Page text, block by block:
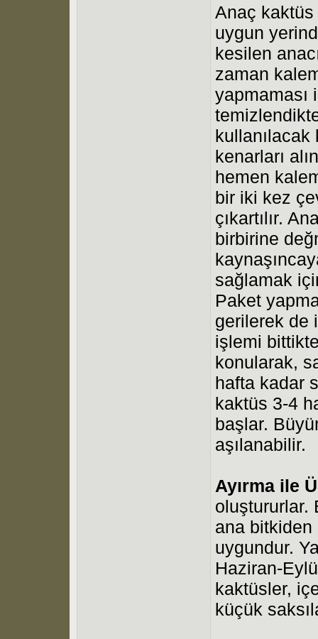
Anaç
uygun
kesilen
zaman
yapmaması
kullanılacak
kenarları
hemen
bir iki kez
çıkartılır.
birbirine
sağlamak
Paket
gerilerek de
işlemi
konularak,
hafta kadar
kaktüs 3-4
başlar.
aşılanabilir.
Ayırma ile
oluştururlar.
ana bitkiden
uygundur.
Haziran-
kaktüsler,
küçük